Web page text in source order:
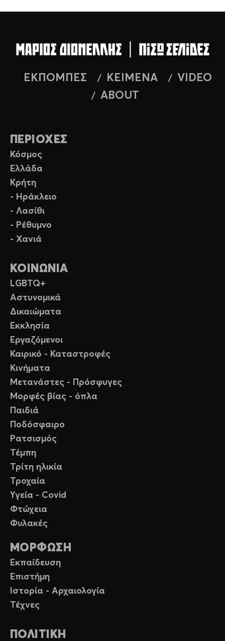
ΕΚΠΟΜΠΕΣ ΚΕΙΜΕΝΑ
VIDEO
ABOUT
ΠΕΡΙΟΧΕΣ
Κόσμος
Ελλάδα
Κρήτη
- Ηράκλειο
- Λασίθι
- Ρέθυμνο
- Χανιά
ΚΟΙΝΩΝΙΑ
LGBTQ+
Αστυνομικά
Δικαιώματα
Εκκλησία
Εργαζόμενοι
Καιρικό - Καταστροφές
Κινήματα
Μετανάστες - Πρόσφυγες
Μορφές βίας - όπλα
Παιδιά
Ποδόσφαιρο
Ρατσισμός
Τέμπη
Τρίτη ηλικία
Τροχαία
Υγεία - Covid
Φτώχεια
Φυλακές
ΜΟΡΦΩΣΗ
Εκπαίδευση
Επιστήμη
Ιστορία - Αρχαιολογία
Τέχνες
ΠΟΛΙΤΙΚΗ